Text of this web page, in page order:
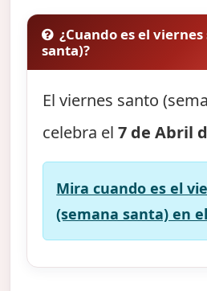
¿Cuando es el
santa)?
El viernes santo
celebra el7 de Abril
Mira cuando es el
(semana santa) en